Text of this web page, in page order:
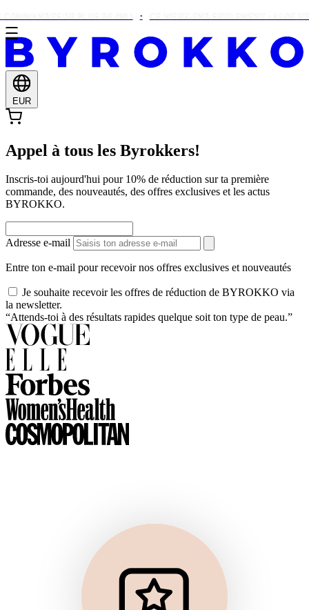
EUR
Appel à tous les Byrokkers!
Inscris-toi aujourd'hui pour 10% de réduction sur ta première
commande, des nouveautés, des offres exclusives et les actus
BYROKKO.
Adresse e-mail
Entre ton e-mail pour recevoir nos offres exclusives et nouveautés
Je souhaite recevoir les offres de réduction de BYROKKO via
la newsletter.
“Attends-toi à des résultats rapides quelque soit ton type de peau.”